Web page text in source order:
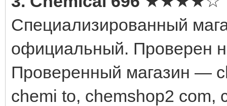
Специализированный
официальный. Проверен
Проверенный магазин —
chemi to, chemshop2 com,